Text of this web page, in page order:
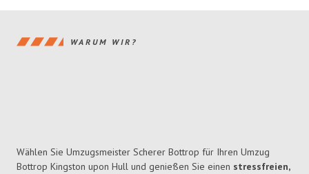
WARUM WIR?
Wählen Sie Umzugsmeister Scherer Bottrop für Ihren Umzug
Bottrop Kingston upon Hull und genießen Sie einen stressfreien,